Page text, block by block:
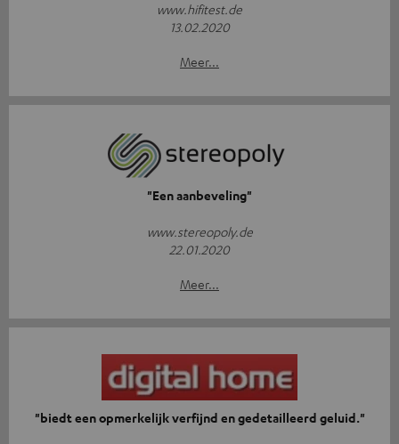
www.hifitest.de
13.02.2020
Meer...
"Een aanbeveling"
www.stereopoly.de
22.01.2020
Meer...
"biedt een opmerkelijk verfijnd en gedetailleerd geluid."